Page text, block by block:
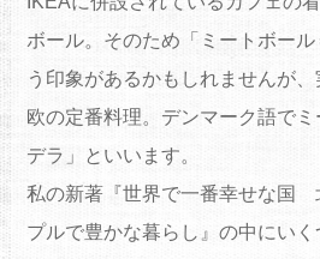
ボール。そのため「ミートボー
う印象があるかもしれませんが
欧の定番料理。デンマーク語で
デラ」といいます。
私の新著『世界で一番幸せな国
プルで豊かな暮らし』の中にい